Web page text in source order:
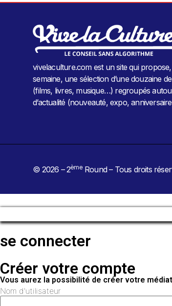
vivelaculture.com est un site qui
semaine, une sélection d’une douzaine
(films, livres, musique…) regroupés
d’actualité (nouveauté, expo,
© 2026 – 2èmeRound – Tous droits
se connecter
Créer votre compte
Vous aurez la possibilité de créer votre
Nom d'utilisateur